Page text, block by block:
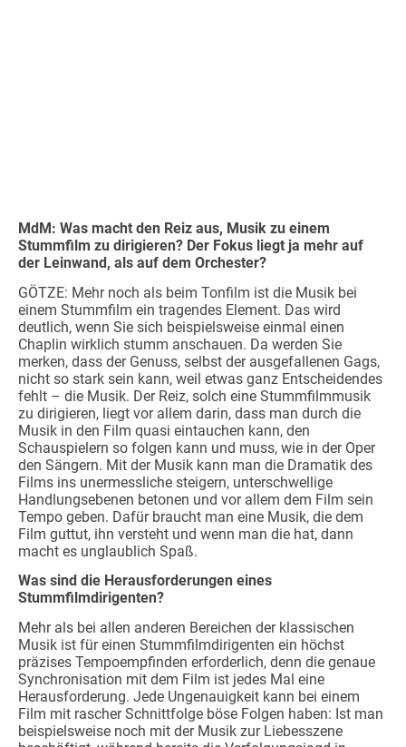
MdM: Was macht den Reiz aus, Musik zu einem
Stummfilm zu dirigieren? Der Fokus liegt ja mehr auf
der Leinwand, als auf dem Orchester?
GÖTZE: Mehr noch als beim Tonfilm ist die Musik bei
einem Stummfilm ein tragendes Element. Das wird
deutlich, wenn Sie sich beispielsweise einmal einen
Chaplin wirklich stumm anschauen. Da werden Sie
merken, dass der Genuss, selbst der ausgefallenen Gags,
nicht so stark sein kann, weil etwas ganz Entscheidendes
fehlt – die Musik. Der Reiz, solch eine Stummfilmmusik
zu dirigieren, liegt vor allem darin, dass man durch die
Musik in den Film quasi eintauchen kann, den
Schauspielern so folgen kann und muss, wie in der Oper
den Sängern. Mit der Musik kann man die Dramatik des
Films ins unermessliche steigern, unterschwellige
Handlungsebenen betonen und vor allem dem Film sein
Tempo geben. Dafür braucht man eine Musik, die dem
Film guttut, ihn versteht und wenn man die hat, dann
macht es unglaublich Spaß.
Was sind die Herausforderungen eines
Stummfilmdirigenten?
Mehr als bei allen anderen Bereichen der klassischen
Musik ist für einen Stummfilmdirigenten ein höchst
präzises Tempoempfinden erforderlich, denn die genaue
Synchronisation mit dem Film ist jedes Mal eine
Herausforderung. Jede Ungenauigkeit kann bei einem
Film mit rascher Schnittfolge böse Folgen haben: Ist man
beispielsweise noch mit der Musik zur Liebesszene